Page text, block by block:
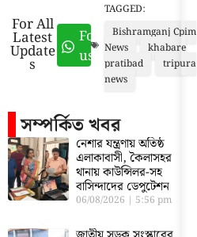
For All
Latest
Update
s
Follow
us
TAGGED:
Bishramganj Cpim
News
khabare
pratibad
tripura
news
সম্পর্কিত খবর
নেশার যন্ত্রণায় অতিষ্ঠ
এলাকাবাসী, কৈলাসহর
থানায় কাউন্সিলর-সহ
বাসিন্দাদের ডেপুটেশন
06/08/2026 5:56 pm